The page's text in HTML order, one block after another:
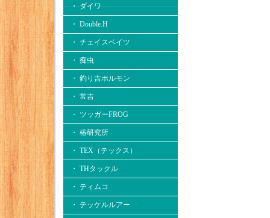
・ ダイワ
・ Double.H
・ チェイスベイツ
・ 痴虫
・ 釣り吉ホルモン
・ 常吉
・ ツッガーFROG
・ 椿研究所
・ TEX（テックス）
・ THタックル
・ ティムコ
・ テッケルルアー